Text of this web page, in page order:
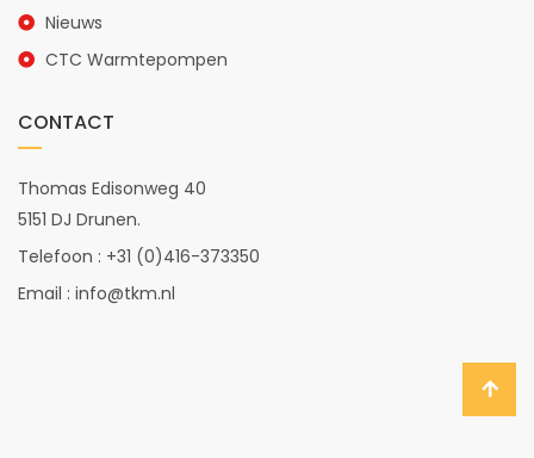
Nieuws
CTC Warmtepompen
CONTACT
Thomas Edisonweg 40
5151 DJ Drunen.
Telefoon : +31 (0)416-373350
Email : info@tkm.nl